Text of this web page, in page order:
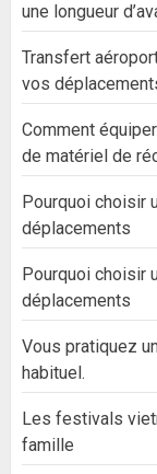
une longueur
Transfert
vos
Comment
de matériel de
Pourquoi choisir
déplacements
Pourquoi choisir
déplacements
Vous pratiquez
habituel.
Les festivals
famille